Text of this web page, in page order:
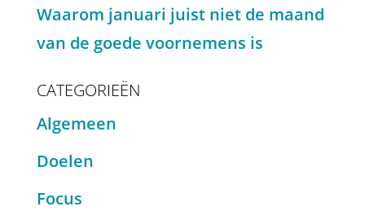
Waarom januari juist niet de maand
van de goede voornemens is
CATEGORIEËN
Algemeen
Doelen
Focus